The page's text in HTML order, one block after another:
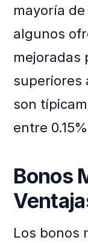
mayoría
algunos
mejoradas
superiores
son
entre
Bonos
Los bonos